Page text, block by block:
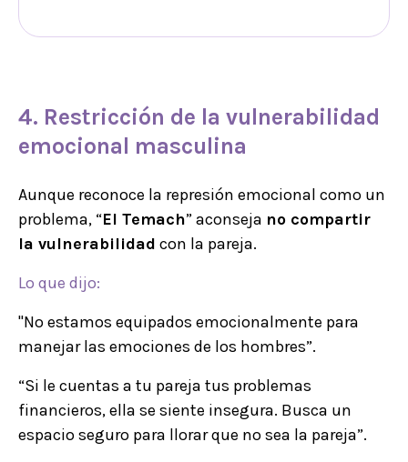
4. Restricción de la vulnerabilidad
emocional masculina
Aunque reconoce la represión emocional como un
problema, “El Temach” aconseja no compartir
la vulnerabilidad con la pareja.
Lo que dijo:
"No estamos equipados emocionalmente para
manejar las emociones de los hombres”.
“Si le cuentas a tu pareja tus problemas
financieros, ella se siente insegura. Busca un
espacio seguro para llorar que no sea la pareja”.